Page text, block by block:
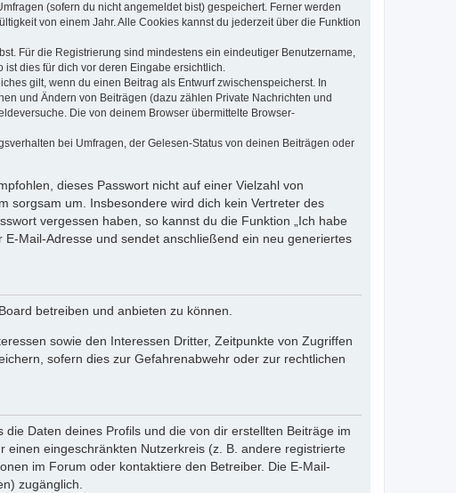
(sofern du nicht angemeldet bist) gespeichert. Ferner werden
von einem Jahr. Alle Cookies kannst du jederzeit über die Funktion
Für die Registrierung sind mindestens ein eindeutiger Benutzername,
dies für dich vor deren Eingabe ersichtlich.
gilt, wenn du einen Beitrag als Entwurf zwischenspeicherst. In
und Ändern von Beiträgen (dazu zählen Private Nachrichten und
Die von deinem Browser übermittelte Browser-
bei Umfragen, der Gelesen-Status von deinen Beiträgen oder
dieses Passwort nicht auf einer Vielzahl von
sorgsam um. Insbesondere wird dich kein Vertreter des
vergessen haben, so kannst du die Funktion „Ich habe
Mail-Adresse und sendet anschließend ein neu generiertes
betreiben und anbieten zu können.
sowie den Interessen Dritter, Zeitpunkte von Zugriffen
sofern dies zur Gefahrenabwehr oder zur rechtlichen
Daten deines Profils und die von dir erstellten Beiträge im
eingeschränkten Nutzerkreis (z. B. andere registrierte
im Forum oder kontaktiere den Betreiber. Die E-Mail-
zugänglich.